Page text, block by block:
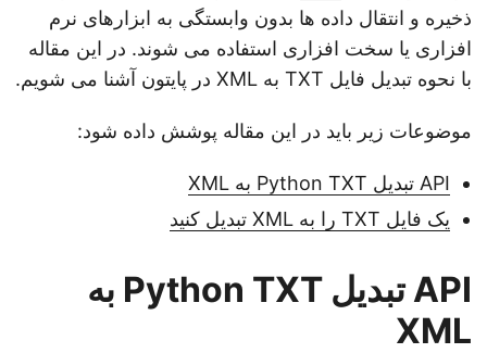
ذخیره و انتقال داده ها بدون وابستگی به ابزارهای نرم
افزاری یا سخت افزاری استفاده می شوند. در این مقاله
با نحوه تبدیل فایل TXT به XML در پایتون آشنا می شویم.
موضوعات زیر باید در این مقاله پوشش داده شود:
API تبدیل Python TXT به XML
یک فایل TXT را به XML تبدیل کنید
API تبدیل Python TXT به
XML